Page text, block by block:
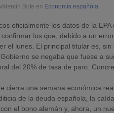
Bote en Economía española
oficialmente los datos de la
los que, debido a un
el lunes. El principal titular es,
se negaba que fuese a
del 20% de tasa de paro.
cierra una semana económica
de la deuda española, la
el bono alemán y, ahora, un